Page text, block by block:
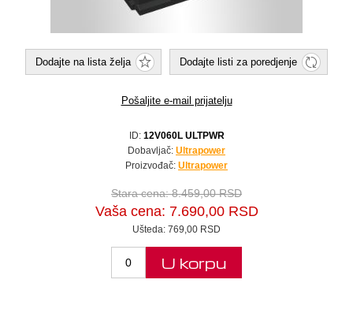
Dodajte na lista želja Dodajte listi za poredjenje
Pošaljite e-mail prijatelju
ID: 12V060L ULTPWR
Dobavljač: Ultrapower
Proizvođač: Ultrapower
Stara cena:8.459,00 RSD
Vaša cena: 7.690,00 RSD
Ušteda: 769,00 RSD
U korpu